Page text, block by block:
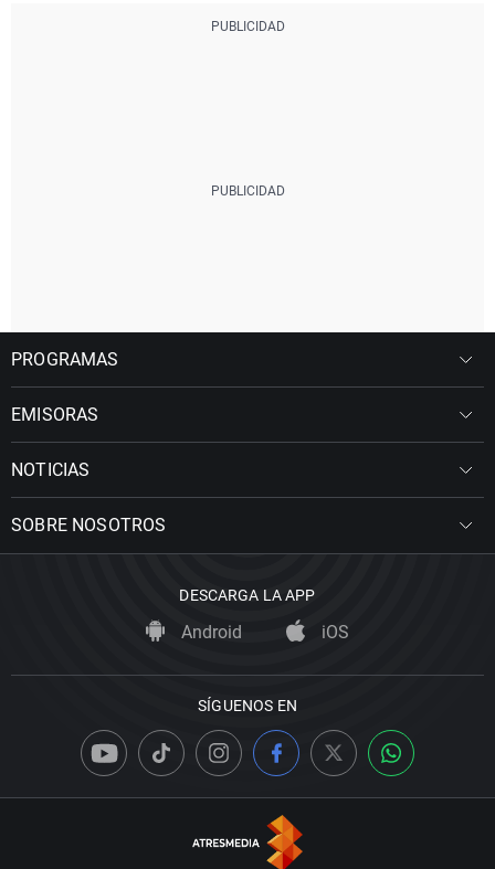
PROGRAMAS
EMISORAS
NOTICIAS
SOBRE NOSOTROS
DESCARGA LA APP
Android iOS
SÍGUENOS EN